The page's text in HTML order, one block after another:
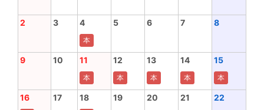
2 3 4
本
5 6 7 8
9 10 11
本
12
本
13
本
14
本
15
本
16 17 18 19 20 21 22